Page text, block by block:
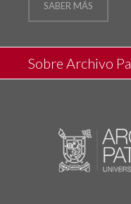
SABER MÁS
Sobre Archivo